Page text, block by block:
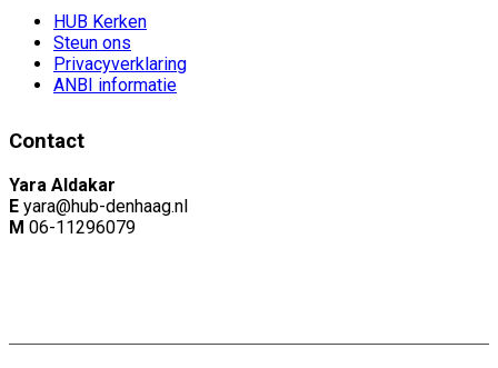
HUB Kerken
Steun ons
Privacyverklaring
ANBI informatie
Contact
Yara Aldakar
E yara@hub-denhaag.nl
M 06-11296079